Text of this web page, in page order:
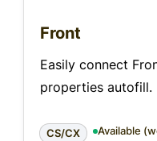
Front
Easily connect
properties autofill.
CS/CX Available